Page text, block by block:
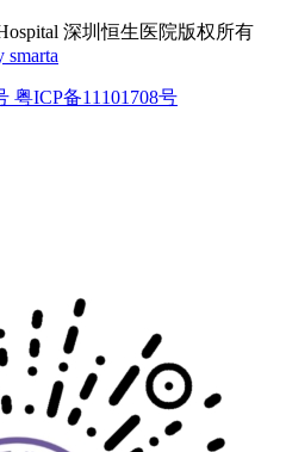
深圳恒生医院版权所有
smarta
粤ICP备11101708号